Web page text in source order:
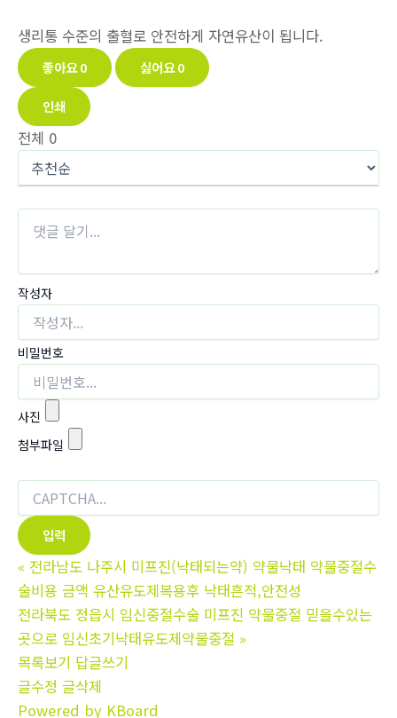
생리통 수준의 출혈로 안전하게 자연유산이 됩니다.
좋아요0 싫어요0
인쇄
전체 0
작성자
비밀번호
사진
첨부파일
« 전라남도 나주시 미프진(낙태되는약) 약물낙태 약물중절수
술비용 금액 유산유도제복용후 낙태흔적,안전성
전라북도 정읍시 임신중절수술 미프진 약물중절 믿을수있는
곳으로 임신초기낙태유도제약물중절 »
목록보기 답글쓰기
글수정 글삭제
Powered by KBoard